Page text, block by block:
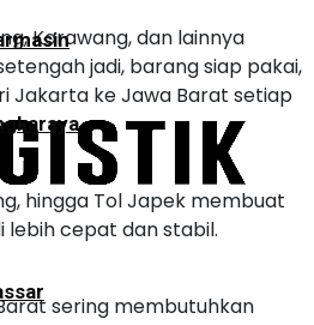
Karawang, dan lainnya
jadi, barang siap pakai,
Jakarta ke Jawa Barat setiap
hingga Tol Japek membuat
lebih cepat dan stabil.
sering membutuhkan